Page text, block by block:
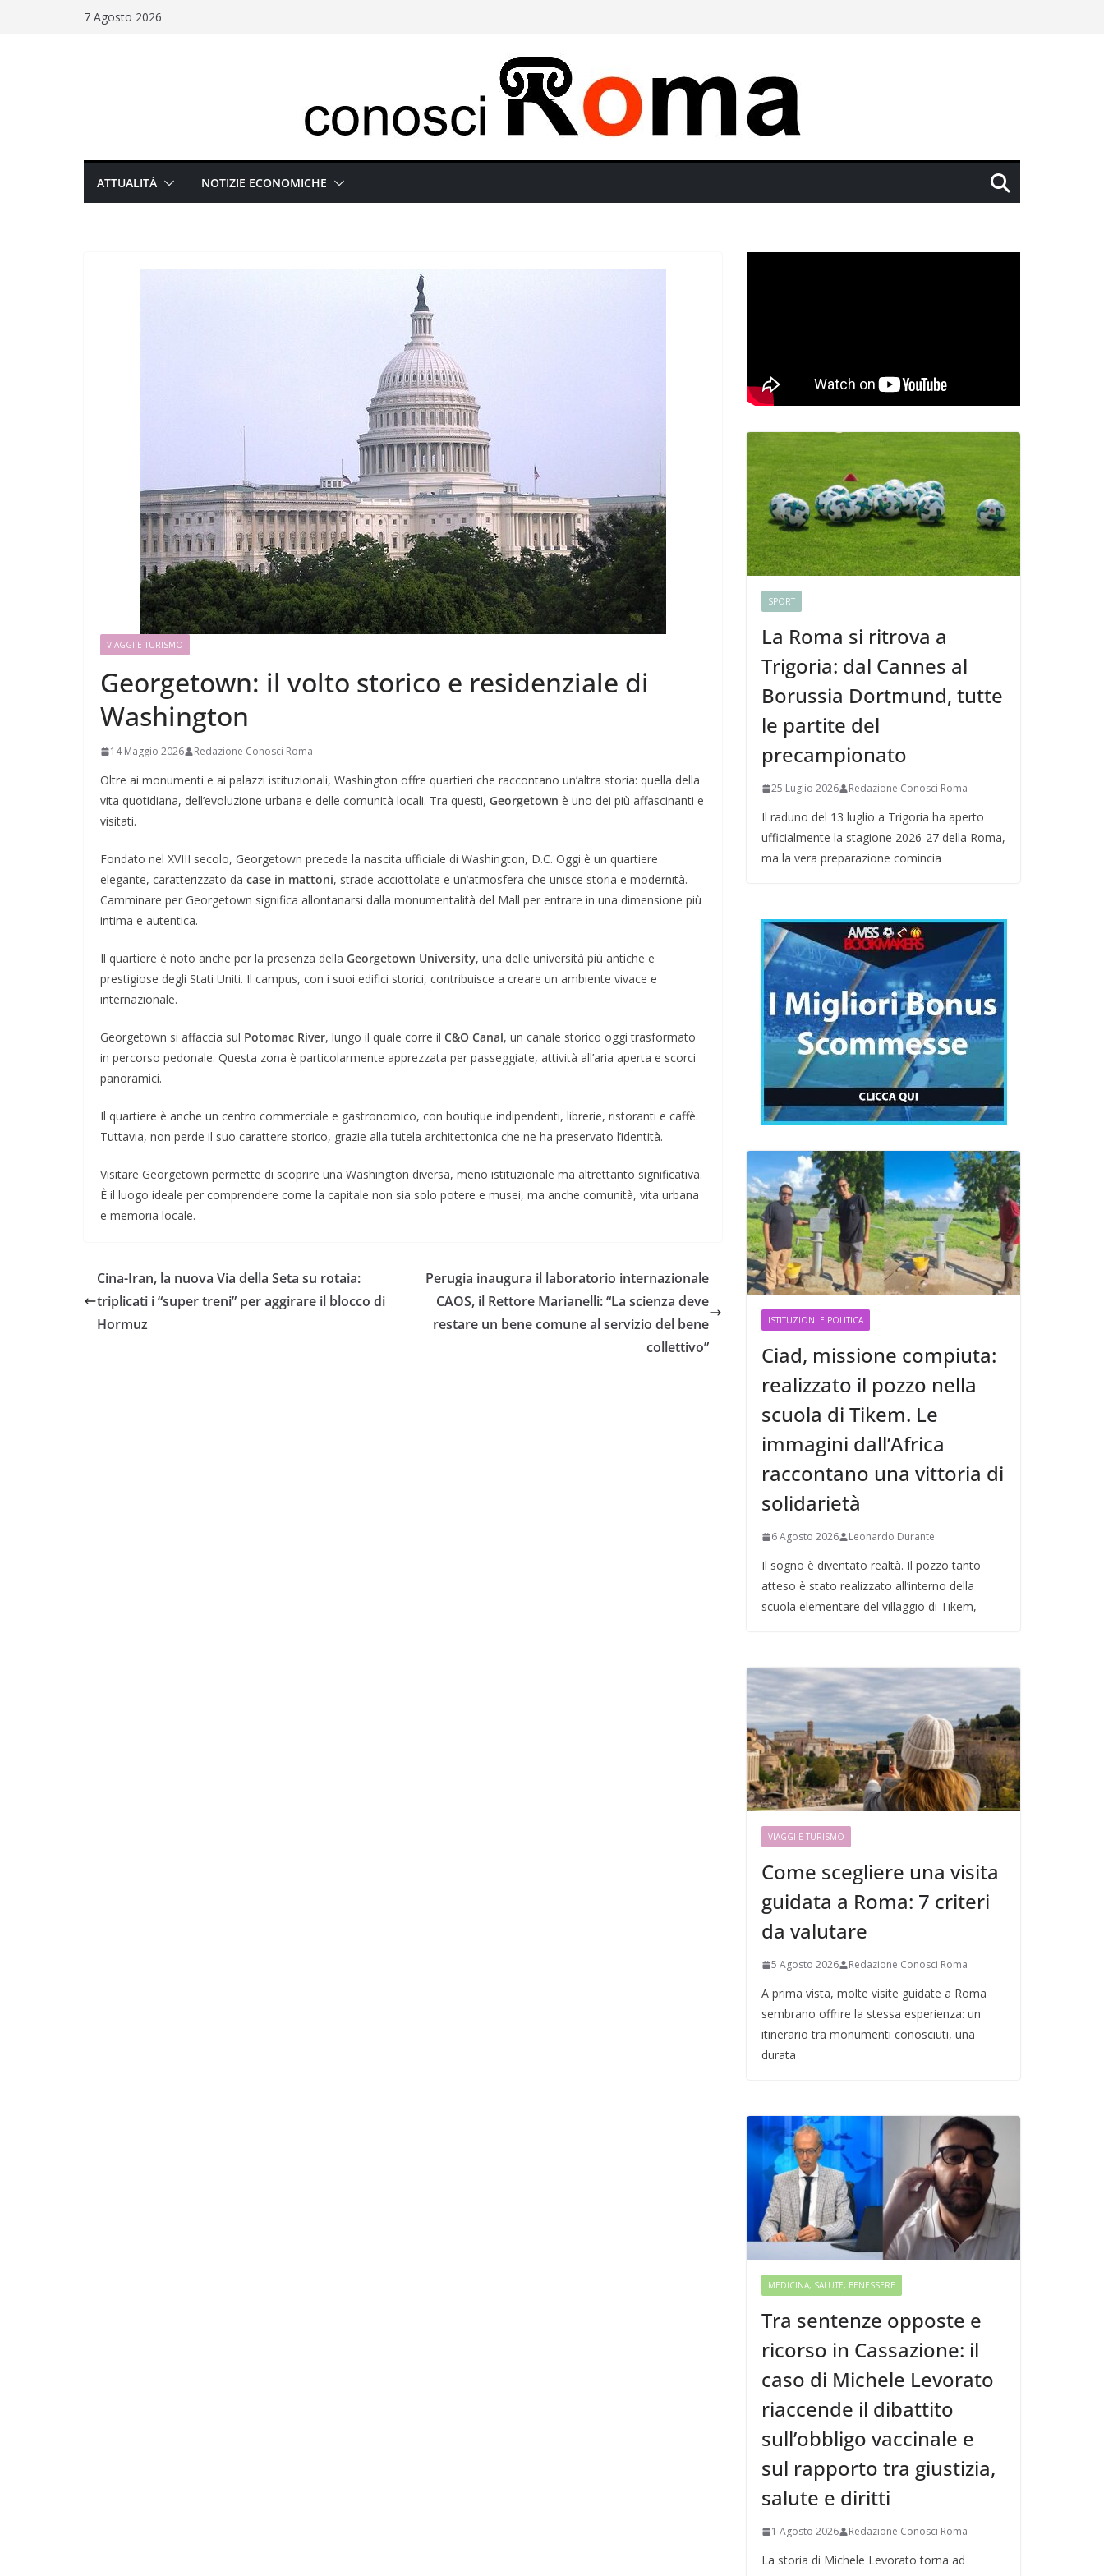
7 Agosto 2026
ATTUALITÀ NOTIZIE ECONOMICHE
VIAGGI E TURISMO
Georgetown: il volto storico e residenziale di
Washington
14 Maggio 2026 Redazione Conosci Roma
Oltre ai monumenti e ai palazzi istituzionali, Washington offre quartieri che raccontano un’altra storia: quella della
vita quotidiana, dell’evoluzione urbana e delle comunità locali. Tra questi, Georgetown è uno dei più affascinanti e
visitati.
Fondato nel XVIII secolo, Georgetown precede la nascita ufficiale di Washington, D.C. Oggi è un quartiere
elegante, caratterizzato da case in mattoni, strade acciottolate e un’atmosfera che unisce storia e modernità.
Camminare per Georgetown significa allontanarsi dalla monumentalità del Mall per entrare in una dimensione più
intima e autentica.
Il quartiere è noto anche per la presenza della Georgetown University, una delle università più antiche e
prestigiose degli Stati Uniti. Il campus, con i suoi edifici storici, contribuisce a creare un ambiente vivace e
internazionale.
Georgetown si affaccia sul Potomac River, lungo il quale corre il C&O Canal, un canale storico oggi trasformato
in percorso pedonale. Questa zona è particolarmente apprezzata per passeggiate, attività all’aria aperta e scorci
panoramici.
Il quartiere è anche un centro commerciale e gastronomico, con boutique indipendenti, librerie, ristoranti e caffè.
Tuttavia, non perde il suo carattere storico, grazie alla tutela architettonica che ne ha preservato l’identità.
Visitare Georgetown permette di scoprire una Washington diversa, meno istituzionale ma altrettanto significativa.
È il luogo ideale per comprendere come la capitale non sia solo potere e musei, ma anche comunità, vita urbana
e memoria locale.
Cina-Iran, la nuova Via della Seta su rotaia:
triplicati i “super treni” per aggirare il blocco di
Hormuz
Perugia inaugura il laboratorio internazionale
CAOS, il Rettore Marianelli: “La scienza deve
restare un bene comune al servizio del bene
collettivo”
SPORT
La Roma si ritrova a
Trigoria: dal Cannes al
Borussia Dortmund, tutte
le partite del
precampionato
25 Luglio 2026 Redazione Conosci Roma
Il raduno del 13 luglio a Trigoria ha aperto
ufficialmente la stagione 2026-27 della Roma,
ma la vera preparazione comincia
ISTITUZIONI E POLITICA
Ciad, missione compiuta:
realizzato il pozzo nella
scuola di Tikem. Le
immagini dall’Africa
raccontano una vittoria di
solidarietà
6 Agosto 2026 Leonardo Durante
Il sogno è diventato realtà. Il pozzo tanto
atteso è stato realizzato all’interno della
scuola elementare del villaggio di Tikem,
VIAGGI E TURISMO
Come scegliere una visita
guidata a Roma: 7 criteri
da valutare
5 Agosto 2026 Redazione Conosci Roma
A prima vista, molte visite guidate a Roma
sembrano offrire la stessa esperienza: un
itinerario tra monumenti conosciuti, una
durata
MEDICINA, SALUTE, BENESSERE
Tra sentenze opposte e
ricorso in Cassazione: il
caso di Michele Levorato
riaccende il dibattito
sull’obbligo vaccinale e
sul rapporto tra giustizia,
salute e diritti
1 Agosto 2026 Redazione Conosci Roma
La storia di Michele Levorato torna ad